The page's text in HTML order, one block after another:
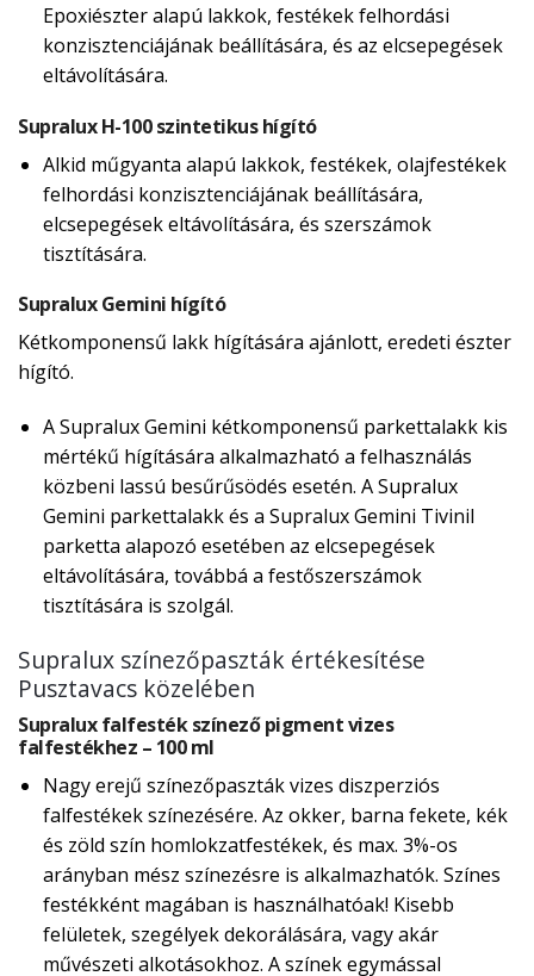
Epoxiészter alapú lakkok, festékek felhordási
konzisztenciájának beállítására, és az elcsepegések
eltávolítására.
Supralux H-100 szintetikus hígító
Alkid műgyanta alapú lakkok, festékek, olajfestékek
felhordási konzisztenciájának beállítására,
elcsepegések eltávolítására, és szerszámok
tisztítására.
Supralux Gemini hígító
Kétkomponensű lakk hígítására ajánlott, eredeti észter
hígító.
A Supralux Gemini kétkomponensű parkettalakk kis
mértékű hígítására alkalmazható a felhasználás
közbeni lassú besűrűsödés esetén. A Supralux
Gemini parkettalakk és a Supralux Gemini Tivinil
parketta alapozó esetében az elcsepegések
eltávolítására, továbbá a festőszerszámok
tisztítására is szolgál.
Supralux színezőpaszták értékesítése
Pusztavacs közelében
Supralux falfesték színező pigment vizes
falfestékhez – 100 ml
Nagy erejű színezőpaszták vizes diszperziós
falfestékek színezésére. Az okker, barna fekete, kék
és zöld szín homlokzatfestékek, és max. 3%-os
arányban mész színezésre is alkalmazhatók. Színes
festékként magában is használhatóak! Kisebb
felületek, szegélyek dekorálására, vagy akár
művészeti alkotásokhoz. A színek egymással